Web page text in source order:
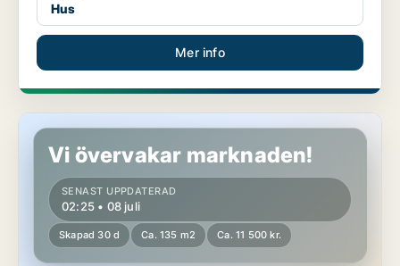
Hus
Mer info
Hus i Skellefteå, Skelleftehamn
Vi övervakar marknaden!
SENAST UPPDATERAD
02:25 • 08 juli
Skapad 30 d Ca. 135 m2 Ca. 11 500 kr.